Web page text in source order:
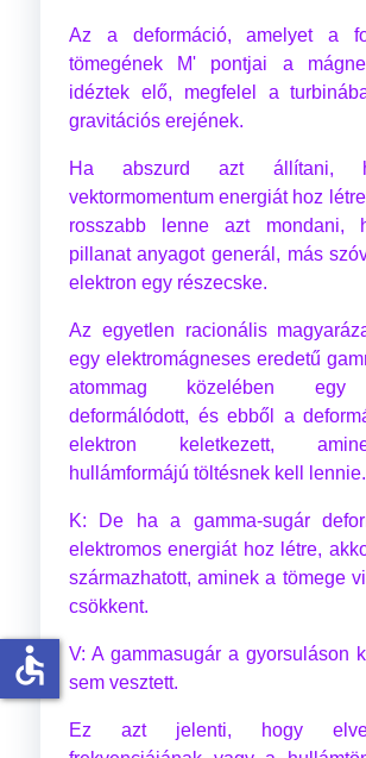
Az a deformáció, amelyet a
tömegének M' pontjai a
idéztek elő, megfelel a
gravitációs erejének.
Ha abszurd azt állítani,
vektormomentum energiát hoz
rosszabb lenne azt mondani,
pillanat anyagot generál, más
elektron egy részecske.
Az egyetlen racionális
egy elektromágneses eredetű
atommag közelében egy
deformálódott, és ebből a
elektron keletkezett,
hullámformájú töltésnek kell lennie.
K: De ha a gamma-sugár
elektromos energiát hoz létre,
származhatott, aminek a tömege
csökkent.
V: A gammasugár a gyorsuláson
sem vesztett.
Ez azt jelenti, hogy
accessible